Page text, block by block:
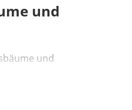
und
und